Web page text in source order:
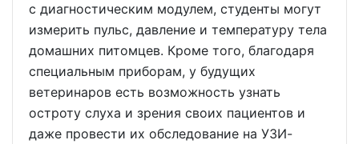
с диагностическим модулем, студенты могут
измерить пульс, давление и температуру тела
домашних питомцев. Кроме того, благодаря
специальным приборам, у будущих
ветеринаров есть возможность узнать
остроту слуха и зрения своих пациентов и
даже провести их обследование на УЗИ-